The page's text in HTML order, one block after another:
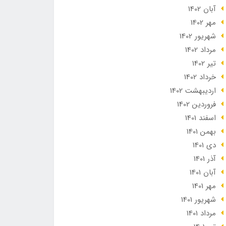
آبان 1402
مهر 1402
شهریور 1402
مرداد 1402
تير 1402
خرداد 1402
ارديبهشت 1402
فروردین 1402
اسفند 1401
بهمن 1401
دی 1401
آذر 1401
آبان 1401
مهر 1401
شهریور 1401
مرداد 1401